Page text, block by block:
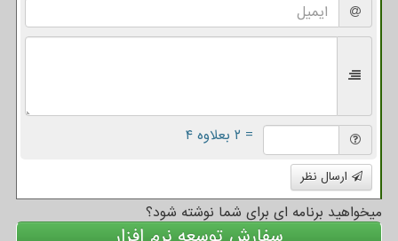
= ۲ بعلاوه ۴
ارسال نظر
میخواهید برنامه ای برای شما نوشته شود؟